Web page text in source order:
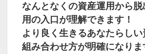
なんとなくの資産運用から脱
用の入口が理解できます！
より良く生きるあなたらし
組み合わせ方が明確になりま